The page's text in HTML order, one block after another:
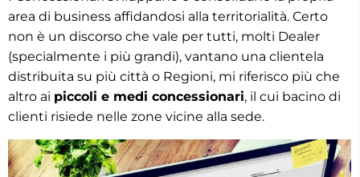
area di business affidandosi alla territorialità. Certo
non è un discorso che vale per tutti, molti Dealer
(specialmente i più grandi), vantano una clientela
distribuita su più città o Regioni, mi riferisco più che
altro ai piccoli e medi concessionari, il cui bacino di
clienti risiede nelle zone vicine alla sede.